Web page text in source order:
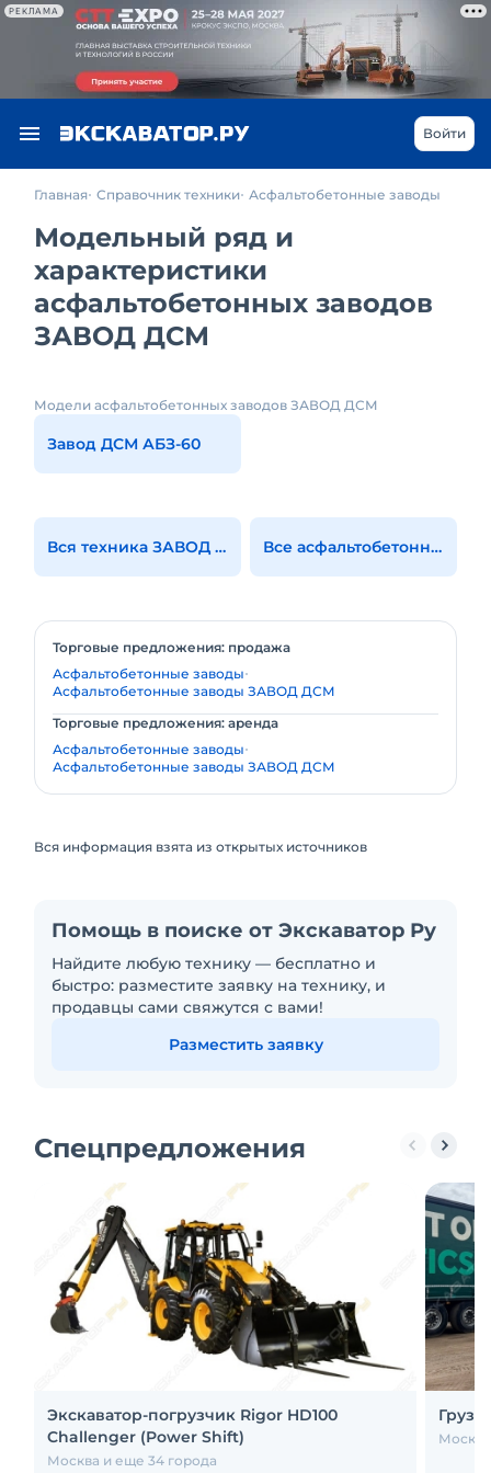
РЕКЛАМА
Войти
Главная Справочник техники Асфальтобетонные заводы
Модельный ряд и
характеристики
асфальтобетонных заводов
ЗАВОД ДСМ
Модели асфальтобетонных заводов ЗАВОД ДСМ
Завод ДСМ АБЗ-60
Вся техника ЗАВОД ДСМ Все асфальтобетонные заводы
Торговые предложения: продажа
Асфальтобетонные заводы
Асфальтобетонные заводы ЗАВОД ДСМ
Торговые предложения: аренда
Асфальтобетонные заводы
Асфальтобетонные заводы ЗАВОД ДСМ
Вся информация взята из открытых источников
Помощь в поиске от Экскаватор Ру
Найдите любую технику — бесплатно и
быстро: разместите заявку на технику, и
продавцы сами свяжутся с вами!
Разместить заявку
Спецпредложения
Экскаватор-погрузчик Rigor HD100
Challenger (Power Shift)
Москва и еще 34 города